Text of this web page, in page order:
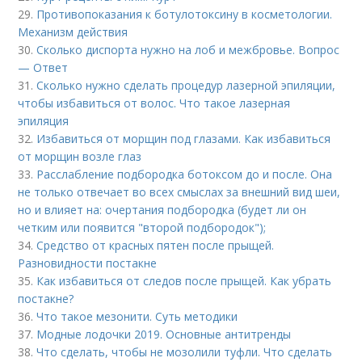
29. Противопоказания к ботулотоксину в косметологии.
Механизм действия
30.Сколько диспорта нужно на лоб и межбровье. Вопрос
— Ответ
31.Сколько нужно сделать процедур лазерной эпиляции,
чтобы избавиться от волос. Что такое лазерная
эпиляция
32. Избавиться от морщин под глазами. Как избавиться
от морщин возле глаз
33. Расслабление подбородка ботоксом до и после. Она
не только отвечает во всех смыслах за внешний вид шеи,
но и влияет на: очертания подбородка (будет ли он
четким или появится "второй подбородок");
34.Средство от красных пятен после прыщей.
Разновидности постакне
35. Как избавиться от следов после прыщей. Как убрать
постакне?
36.Что такое мезонити. Суть методики
37. Модные лодочки 2019. Основные антитренды
38.Что сделать, чтобы не мозолили туфли. Что сделать